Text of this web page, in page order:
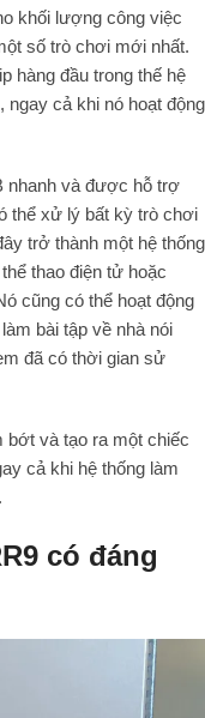
khối lượng công việc
số trò chơi mới nhất.
hàng đầu trong thế hệ
ngay cả khi nó hoạt động
nhanh và được hỗ trợ
thể xử lý bất kỳ trò chơi
trở thành một hệ thống
thao điện tử hoặc
cũng có thể hoạt động
bài tập về nhà nói
đã có thời gian sử
bớt và tạo ra một chiếc
cả khi hệ thống làm
có đáng